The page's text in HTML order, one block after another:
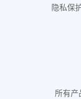
隐私保
所有产